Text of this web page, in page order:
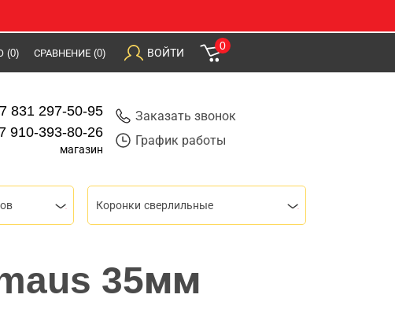
(0) СРАВНЕНИЕ (0) ВОЙТИ
0
831 297-50-95
910-393-80-26
магазин
Заказать звонок
График работы
Коронки сверлильные
35мм